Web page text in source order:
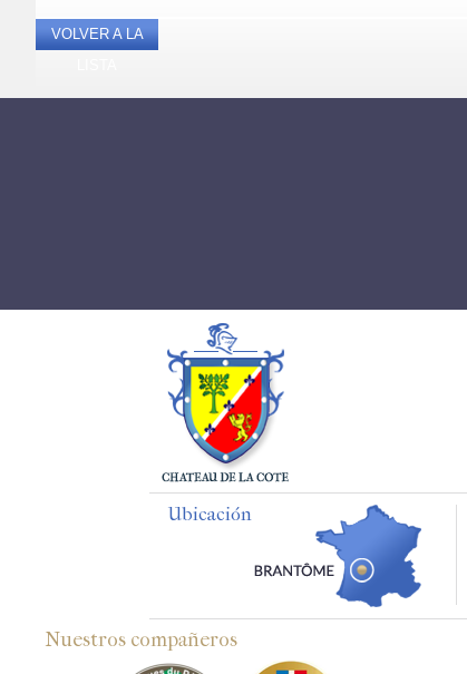
VOLVER A LA
Ubicación
Nuestros compañeros